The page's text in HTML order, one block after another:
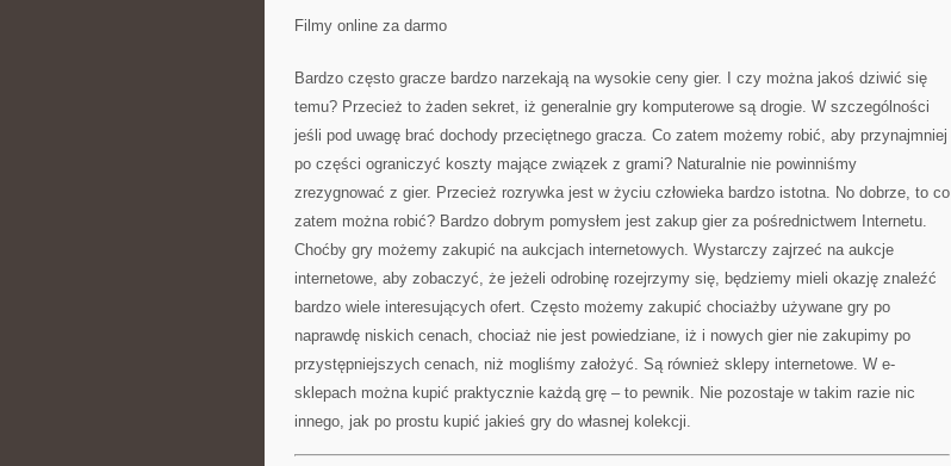
Filmy online za darmo
Bardzo często gracze bardzo narzekają na wysokie ceny gier. I czy można jakoś dziwić się
temu? Przecież to żaden sekret, iż generalnie gry komputerowe są drogie. W szczególności
jeśli pod uwagę brać dochody przeciętnego gracza. Co zatem możemy robić, aby przynajmniej
po części ograniczyć koszty mające związek z grami? Naturalnie nie powinniśmy
zrezygnować z gier. Przecież rozrywka jest w życiu człowieka bardzo istotna. No dobrze, to co
zatem można robić? Bardzo dobrym pomysłem jest zakup gier za pośrednictwem Internetu.
Choćby gry możemy zakupić na aukcjach internetowych. Wystarczy zajrzeć na aukcje
internetowe, aby zobaczyć, że jeżeli odrobinę rozejrzymy się, będziemy mieli okazję znaleźć
bardzo wiele interesujących ofert. Często możemy zakupić chociażby używane gry po
naprawdę niskich cenach, chociaż nie jest powiedziane, iż i nowych gier nie zakupimy po
przystępniejszych cenach, niż mogliśmy założyć. Są również sklepy internetowe. W e-
sklepach można kupić praktycznie każdą grę – to pewnik. Nie pozostaje w takim razie nic
innego, jak po prostu kupić jakieś gry do własnej kolekcji.